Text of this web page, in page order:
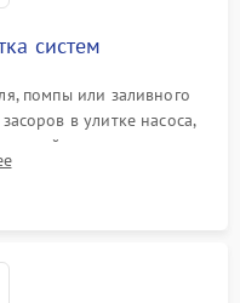
систем
помпы или заливного
в улитке насоса,
ремонт платы
проводки.